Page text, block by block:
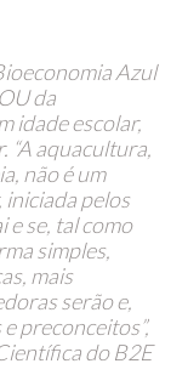
Azul
da
idade escolar,
“A aquacultura,
não é um
iniciada pelos
e se, tal como
simples,
mais
serão e,
preconceitos”,
do B2E